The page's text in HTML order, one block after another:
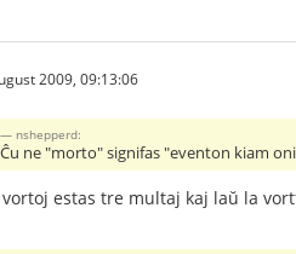
2009, 09:13:06
nshepperd:
Ĉu ne "morto" signifas "eventon kiam
estas tre multaj kaj laŭ la